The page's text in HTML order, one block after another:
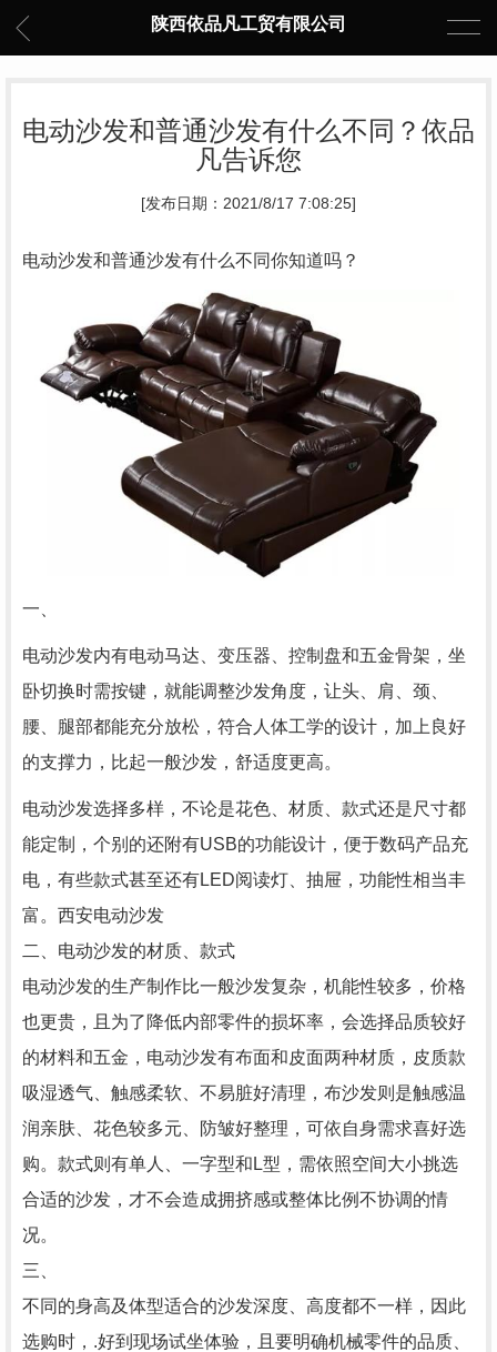
陕西依品凡工贸有限公司
电动沙发和普通沙发有什么不同？依品
凡告诉您
[发布日期：2021/8/17 7:08:25]
电动沙发和普通沙发有什么不同你知道吗？
一、
电动沙发内有电动马达、变压器、控制盘和五金骨架，坐
卧切换时需按键，就能调整沙发角度，让头、肩、颈、
腰、腿部都能充分放松，符合人体工学的设计，加上良好
的支撑力，比起一般沙发，舒适度更高。
电动沙发选择多样，不论是花色、材质、款式还是尺寸都
能定制，个别的还附有USB的功能设计，便于数码产品充
电，有些款式甚至还有LED阅读灯、抽屉，功能性相当丰
富。西安电动沙发
二、电动沙发的材质、款式
电动沙发的生产制作比一般沙发复杂，机能性较多，价格
也更贵，且为了降低内部零件的损坏率，会选择品质较好
的材料和五金，电动沙发有布面和皮面两种材质，皮质款
吸湿透气、触感柔软、不易脏好清理，布沙发则是触感温
润亲肤、花色较多元、防皱好整理，可依自身需求喜好选
购。款式则有单人、一字型和L型，需依照空间大小挑选
合适的沙发，才不会造成拥挤感或整体比例不协调的情
况。
三、
不同的身高及体型适合的沙发深度、高度都不一样，因此
选购时，.好到现场试坐体验，且要明确机械零件的品质、